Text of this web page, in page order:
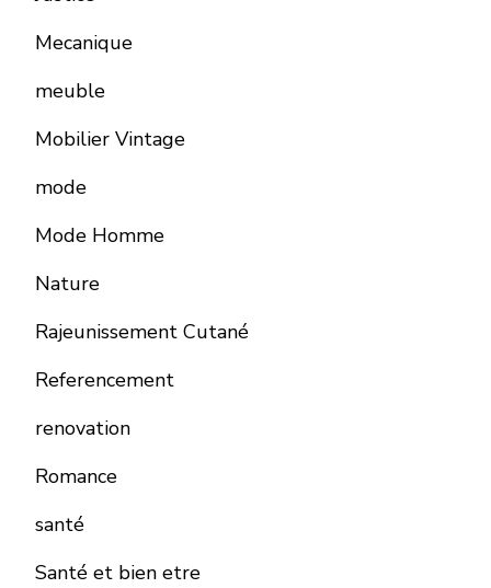
Mecanique
meuble
Mobilier Vintage
mode
Mode Homme
Nature
Rajeunissement Cutané
Referencement
renovation
Romance
santé
Santé et bien etre